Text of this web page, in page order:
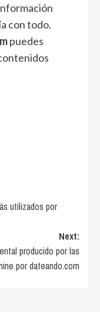
con todo.
puedes
utilizados por
Next:
producido por las
por dateando.com